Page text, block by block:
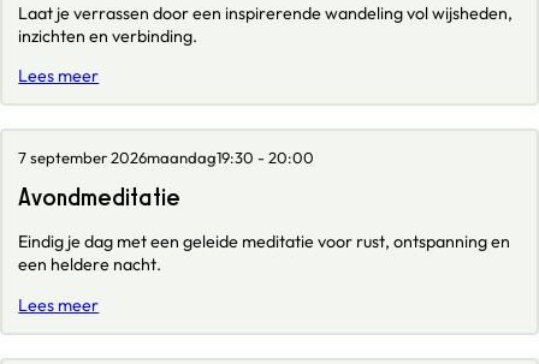
Laat je verrassen door een inspirerende wandeling vol wijsheden,
inzichten en verbinding.
Lees meer
7 september 2026maandag19:30 - 20:00
Avondmeditatie
Eindig je dag met een geleide meditatie voor rust, ontspanning en
een heldere nacht.
Lees meer